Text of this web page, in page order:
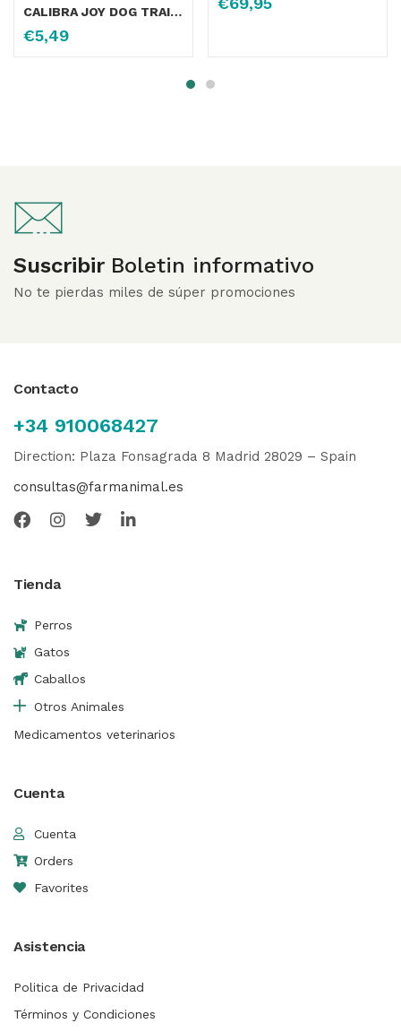
CALIBRA JOY DOG TRAINING S&M BEEF 150GR
€5,49
con4.00
Suscribir Boletin informativo
No te pierdas miles de súper promociones
Contacto
+34 910068427
Direction: Plaza Fonsagrada 8 Madrid 28029 – Spain
consultas@farmanimal.es
Tienda
Perros
Gatos
Caballos
Otros Animales
Medicamentos veterinarios
Cuenta
Cuenta
Orders
Favorites
Asistencia
Politica de Privacidad
Términos y Condiciones